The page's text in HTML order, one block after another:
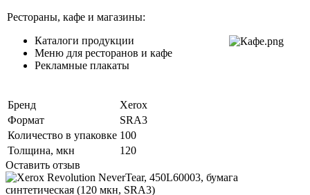
Рестораны, кафе и магазины:
Каталоги продукции
Меню для ресторанов и кафе
Рекламные плакаты
Бренд
Xerox
Формат
SRA3
Количество в упаковке 100
Толщина, мкн
120
Оставить отзыв